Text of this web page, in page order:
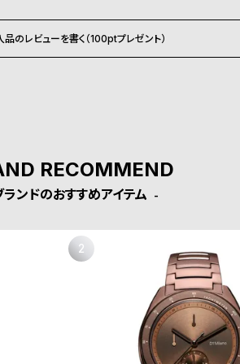
品のレビューを書く（100ptプレゼント）
RECOMMEND
ランドのおすすめアイテム